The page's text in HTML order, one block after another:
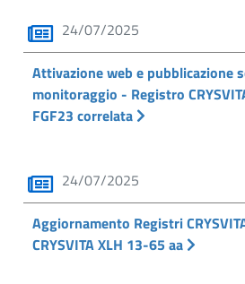
24/07/2025
Attivazione web e pubblicazione
monitoraggio - Registro
FGF23 correlata
24/07/2025
Aggiornamento Registri
CRYSVITA XLH 13-65 aa